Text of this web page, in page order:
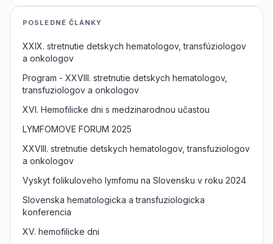
POSLEDNÉ ČLÁNKY
XXIX. stretnutie detskych hematologov, transfúziologov
a onkologov
Program - XXVIII. stretnutie detskych hematologov,
transfuziologov a onkologov
XVI. Hemofilicke dni s medzinarodnou učastou
LYMFOMOVE FORUM 2025
XXVIII. stretnutie detskych hematologov, transfuziologov
a onkologov
Vyskyt folikuloveho lymfomu na Slovensku v roku 2024
Slovenska hematologicka a transfuziologicka
konferencia
XV. hemofilicke dni